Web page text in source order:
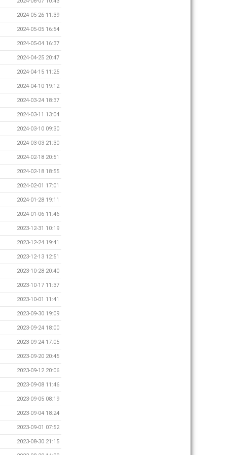
2024-05-26 11:39
2024-05-05 16:54
2024-05-04 16:37
2024-04-25 20:47
2024-04-15 11:25
2024-04-10 19:12
2024-03-24 18:37
2024-03-11 13:04
2024-03-10 09:30
2024-03-03 21:30
2024-02-18 20:51
2024-02-18 18:55
2024-02-01 17:01
2024-01-28 19:11
2024-01-06 11:46
2023-12-31 10:19
2023-12-24 19:41
2023-12-13 12:51
2023-10-28 20:40
2023-10-17 11:37
2023-10-01 11:41
2023-09-30 19:09
2023-09-24 18:00
2023-09-24 17:05
2023-09-20 20:45
2023-09-12 20:06
2023-09-08 11:46
2023-09-05 08:19
2023-09-04 18:24
2023-09-01 07:52
2023-08-30 21:15